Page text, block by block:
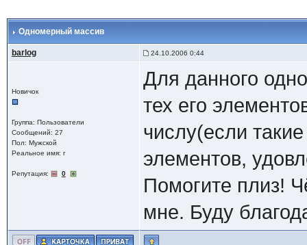
Одномерный массив
barlog 24.10.2006 0:44
Новичок
Группа: Пользователи
Сообщений: 27
Пол: Мужской
Реальное имя: г
Репутация: 0
Для данного
тех его
числу(если
элементов,
Помогите плиз!
мне. Буду